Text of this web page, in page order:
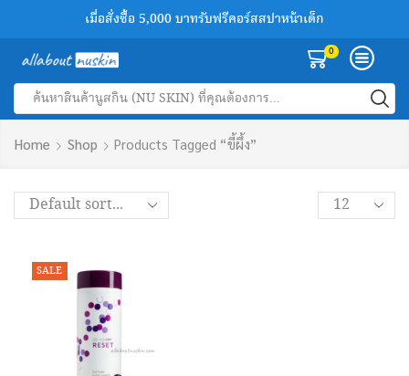
สินค้านูสกินของแท้ลด 30-50%
เมื่อสั่งซื้อ 5,000 บาทรับฟรีคอร์สสปาหน้าเด็ก
เพิ่มเพื่อนทางไลน์รับส่วนลด 100 บาทฟรี
0
Search
Home Shop Products Tagged “ขี้ผึ้ง”
Products
per
SALE